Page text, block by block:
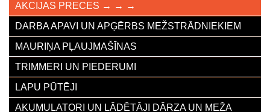
AKCIJAS PRECES → → →
DARBA APAVI UN APĢĒRBS MEŽSTRĀDNIEKIEM
MAURIŅA PĻAUJMAŠĪNAS
TRIMMERI UN PIEDERUMI
LAPU PŪTĒJI
AKUMULATORI UN LĀDĒTĀJI DĀRZA UN MEŽA